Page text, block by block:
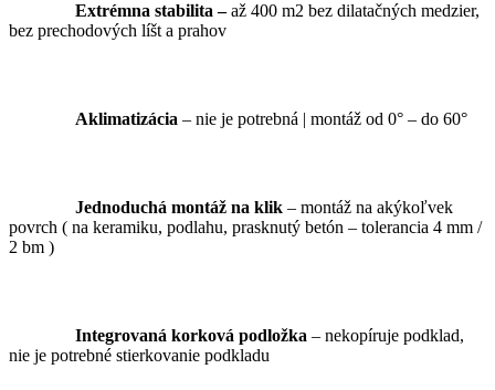
Extrémna stabilita –až 400 m2 bez dilatačných medzier,
bez prechodových líšt a prahov
Aklimatizácia – nie je potrebná | montáž od 0° – do 60°
Jednoduchá montáž na klik – montáž na akýkoľvek
povrch ( na keramiku, podlahu, prasknutý betón – tolerancia 4 mm /
2 bm )
Integrovaná korková podložka – nekopíruje podklad,
nie je potrebné stierkovanie podkladu